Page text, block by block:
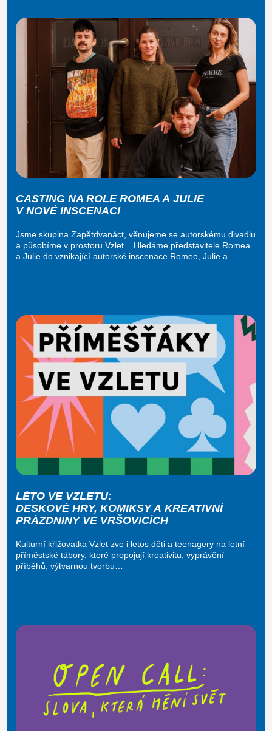
CASTING NA ROLE ROMEA A JULIE
V NOVÉ INSCENACI
Jsme skupina Zapětdvanáct, věnujeme se autorskému divadlu
a působíme v prostoru Vzlet. Hledáme představitele Romea
a Julie do vznikající autorské inscenace Romeo, Julie a…
LÉTO VE VZLETU:
DESKOVÉ HRY, KOMIKSY A KREATIVNÍ
PRÁZDNINY VE VRŠOVICÍCH
Kulturní křižovatka Vzlet zve i letos děti a teenagery na letní
příměstské tábory, které propojují kreativitu, vyprávění
příběhů, výtvarnou tvorbu…